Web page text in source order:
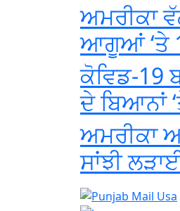
ਅਮਰੀਕਾ
ਆਗੂਆਂ ‘ਤੇ
ਕੋਵਿਡ-19
ਦੇ ਬਿਆਨਾਂ
ਅਮਰੀਕਾ
ਸਾਂਝੀ